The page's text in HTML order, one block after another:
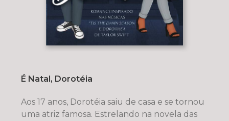
É Natal, Dorotéia
Aos 17 anos, Dorotéia saiu de casa e se tornou
uma atriz famosa. Estrelando na novela das